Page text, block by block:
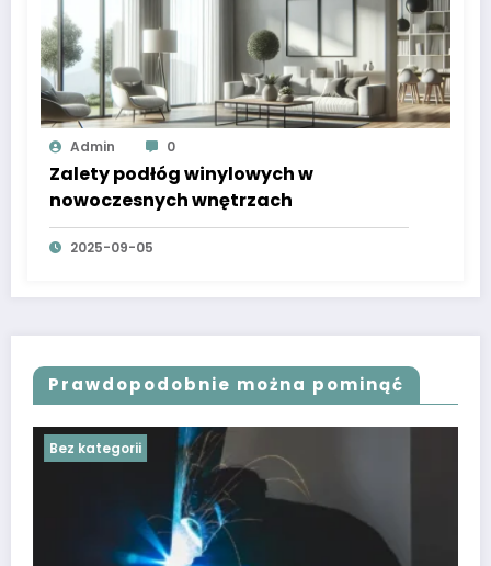
Admin 0
Zalety podłóg winylowych w
nowoczesnych wnętrzach
2025-09-05
Prawdopodobnie można pominąć
Bez kategorii